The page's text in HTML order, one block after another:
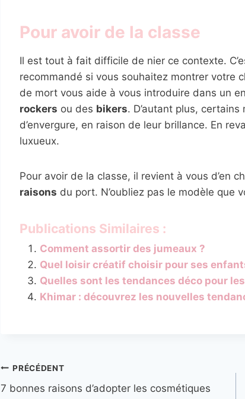
Pour avoir de la classe
Il est tout à fait difficile de nier ce contexte.
recommandé si vous souhaitez montrer votre
de mort vous aide à vous introduire dans un
rockers ou des bikers. D’autant plus,
d’envergure, en raison de leur brillance. En
luxueux.
Pour avoir de la classe, il revient à vous d’en
raisons du port. N’oubliez pas le modèle que
Publications Similaires :
Comment assortir des jumeaux ?
Quel loisir créatif choisir pour ses
Quelles sont les tendances déco pour
Khimar : découvrez les nouvelles
Navigation
PRÉCÉDENT
7 bonnes raisons d’adopter les cosmétiques